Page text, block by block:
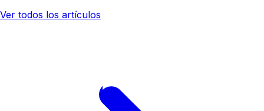
Ver todos los artículos